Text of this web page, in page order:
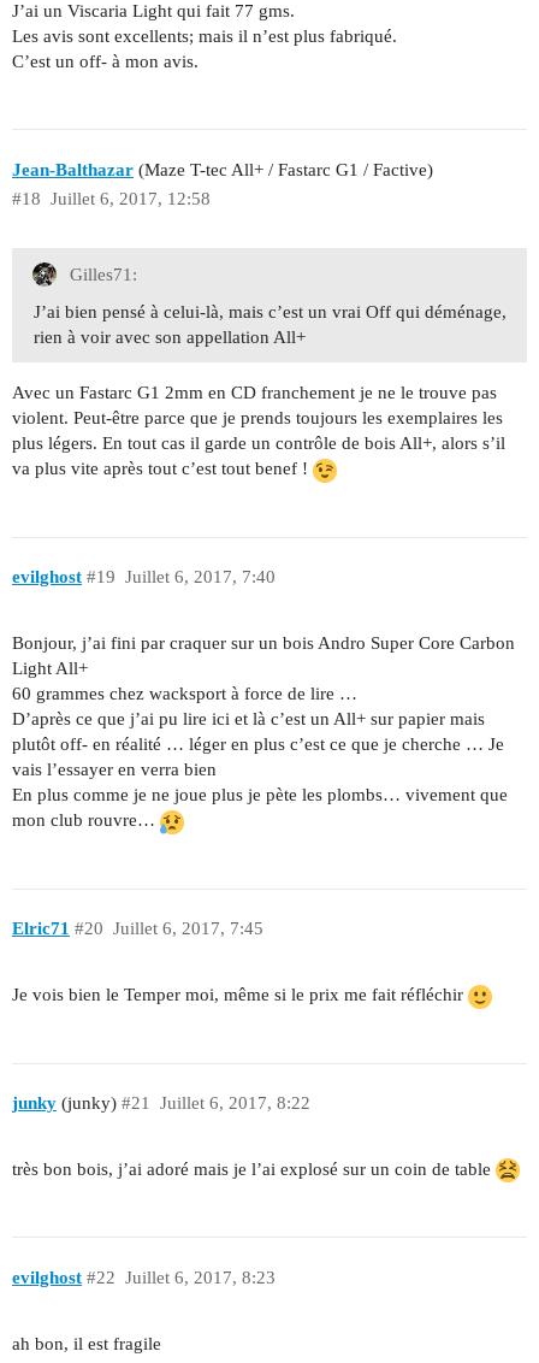
J’ai un Viscaria Light qui fait 77 gms.
Les avis sont excellents; mais il n’est plus fabriqué.
C’est un off- à mon avis.
Jean-Balthazar (Maze T-tec All+ / Fastarc G1 / Factive)
Juillet 6, 2017, 12:58
#18
Gilles71:
J’ai bien pensé à celui-là, mais c’est un vrai Off qui déménage,
rien à voir avec son appellation All+
Avec un Fastarc G1 2mm en CD franchement je ne le trouve pas
violent. Peut-être parce que je prends toujours les exemplaires les
plus légers. En tout cas il garde un contrôle de bois All+, alors s’il
va plus vite après tout c’est tout benef !
evilghost Juillet 6, 2017, 7:40
#19
Bonjour, j’ai fini par craquer sur un bois Andro Super Core Carbon
Light All+
60 grammes chez wacksport à force de lire …
D’après ce que j’ai pu lire ici et là c’est un All+ sur papier mais
plutôt off- en réalité … léger en plus c’est ce que je cherche … Je
vais l’essayer en verra bien
En plus comme je ne joue plus je pète les plombs… vivement que
mon club rouvre…
Elric71 Juillet 6, 2017, 7:45
#20
Je vois bien le Temper moi, même si le prix me fait réfléchir
junky (junky) Juillet 6, 2017, 8:22
#21
très bon bois, j’ai adoré mais je l’ai explosé sur un coin de table
evilghost Juillet 6, 2017, 8:23
#22
ah bon, il est fragile